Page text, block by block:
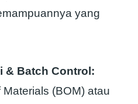
yang
& Batch Control:
(BOM) atau